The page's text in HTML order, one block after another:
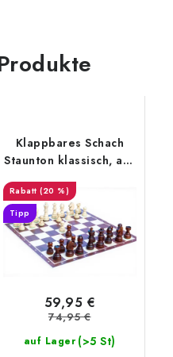
Klappbares Schach
Staunton klassisch, aus
(20 %)
Tipp
auf Lager (>5 St)
59,95 €
74,95 €